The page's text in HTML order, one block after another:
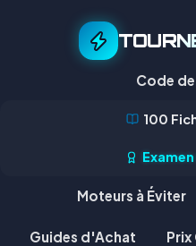
Code
100
Moteurs à Éviter
Guides d'Achat